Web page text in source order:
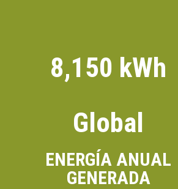
8,150 kWh
Global
ENERGÍA ANUAL
GENERADA